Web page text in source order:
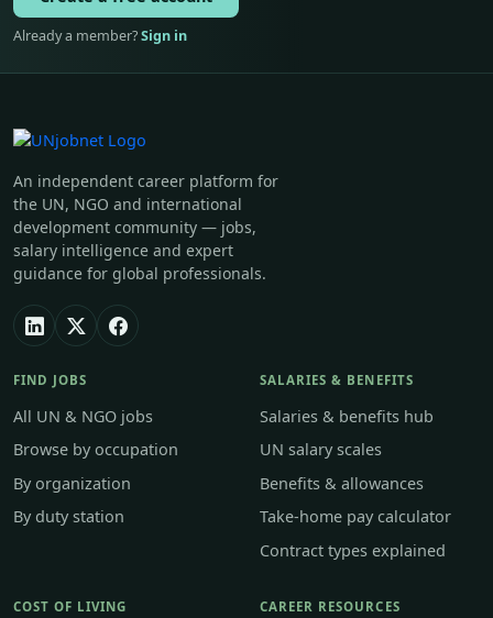
Already a member?Sign in
An independent career platform for
the UN, NGO and international
development community — jobs,
salary intelligence and expert
guidance for global professionals.
FIND JOBS
All UN & NGO jobs
Browse by occupation
By organization
By duty station
SALARIES & BENEFITS
Salaries & benefits hub
UN salary scales
Benefits & allowances
Take-home pay calculator
Contract types explained
COST OF LIVING CAREER RESOURCES